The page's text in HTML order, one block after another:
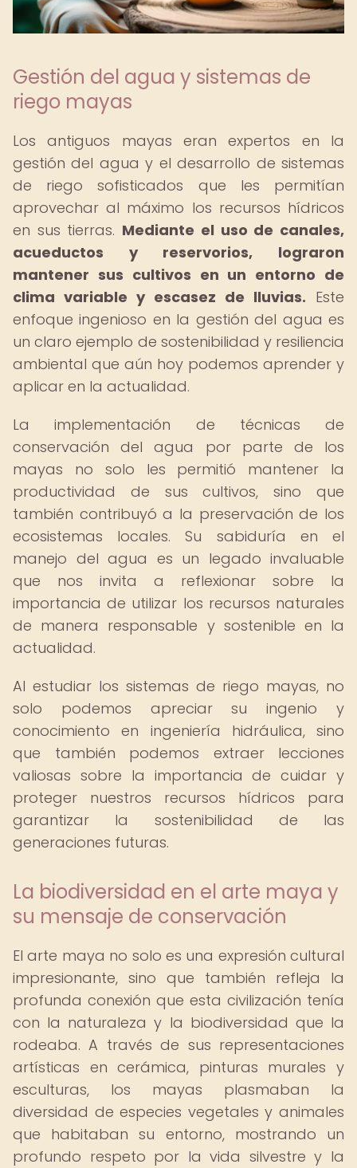
Gestión del agua y sistemas de
riego mayas
Los antiguos mayas eran expertos en la
gestión del agua y el desarrollo de sistemas
de riego sofisticados que les permitían
aprovechar al máximo los recursos hídricos
en sus tierras. Mediante el uso de canales,
acueductos y reservorios, lograron
mantener sus cultivos en un entorno de
clima variable y escasez de lluvias. Este
enfoque ingenioso en la gestión del agua es
un claro ejemplo de sostenibilidad y resiliencia
ambiental que aún hoy podemos aprender y
aplicar en la actualidad.
La implementación de técnicas de
conservación del agua por parte de los
mayas no solo les permitió mantener la
productividad de sus cultivos, sino que
también contribuyó a la preservación de los
ecosistemas locales. Su sabiduría en el
manejo del agua es un legado invaluable
que nos invita a reflexionar sobre la
importancia de utilizar los recursos naturales
de manera responsable y sostenible en la
actualidad.
Al estudiar los sistemas de riego mayas, no
solo podemos apreciar su ingenio y
conocimiento en ingeniería hidráulica, sino
que también podemos extraer lecciones
valiosas sobre la importancia de cuidar y
proteger nuestros recursos hídricos para
garantizar la sostenibilidad de las
generaciones futuras.
La biodiversidad en el arte maya y
su mensaje de conservación
El arte maya no solo es una expresión cultural
impresionante, sino que también refleja la
profunda conexión que esta civilización tenía
con la naturaleza y la biodiversidad que la
rodeaba. A través de sus representaciones
artísticas en cerámica, pinturas murales y
esculturas, los mayas plasmaban la
diversidad de especies vegetales y animales
que habitaban su entorno, mostrando un
profundo respeto por la vida silvestre y la